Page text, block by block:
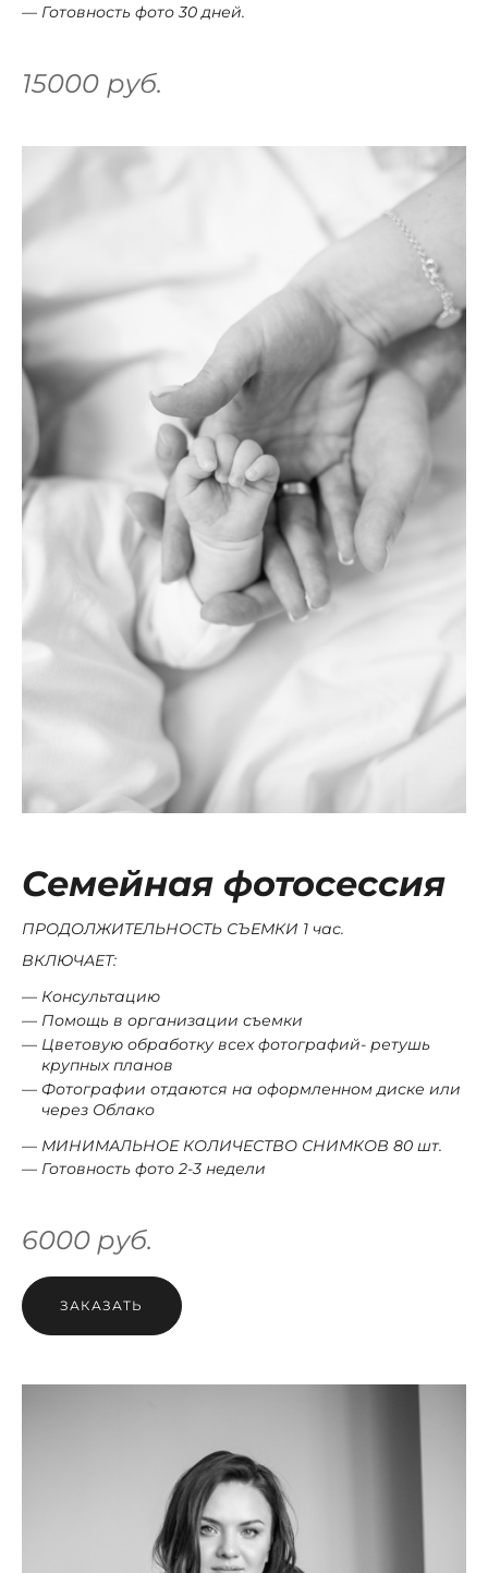
Готовность фото 30 дней.
15000 руб.
Семейная фотосессия
ПРОДОЛЖИТЕЛЬНОСТЬ СЪЕМКИ 1 час.
ВКЛЮЧАЕТ:
Консультацию
Помощь в организации съемки
Цветовую обработку всех фотографий- ретушь
крупных планов
Фотографии отдаются на оформленном диске или
через Облако
МИНИМАЛЬНОЕ КОЛИЧЕСТВО СНИМКОВ 80шт.
Готовность фото 2-3 недели
6000 руб.
ЗАКАЗАТЬ